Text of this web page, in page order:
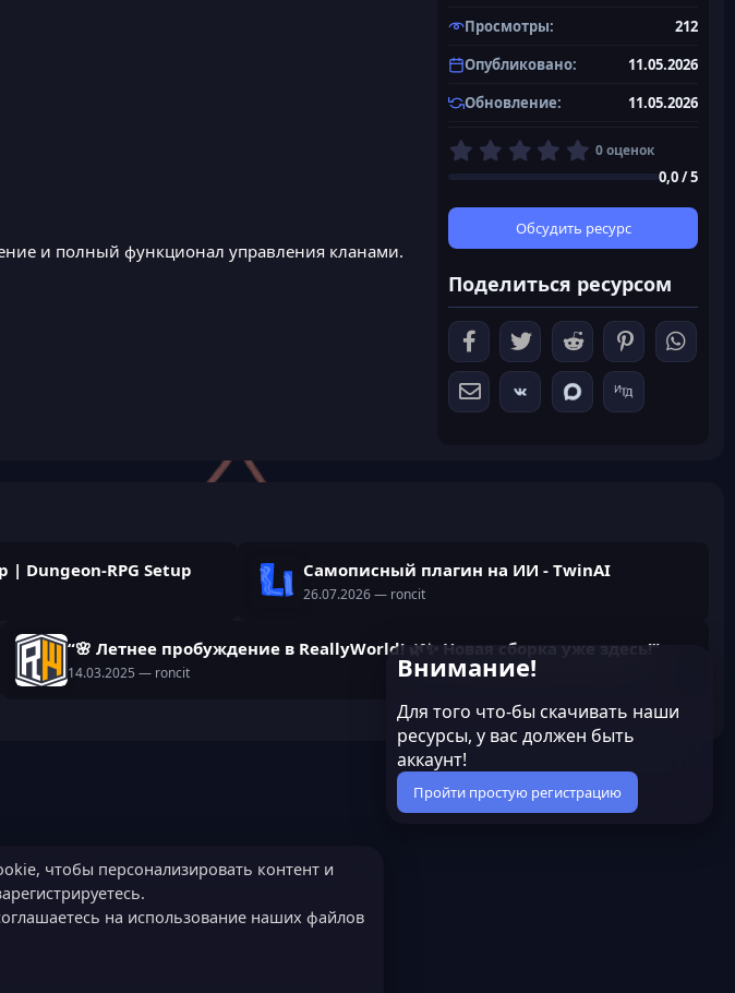
и полный функционал управления кланами.
Просмотры
212
Опубликовано
11.05.2026
Обновление
11.05.2026
0
0
з
в
ё
з
д
0 оценок
0,0 / 5
Обсудить ресурс
Поделиться ресурсом
| Dungeon-RPG Setup Самописный плагин на ИИ - TwinAI
26.07.2026— roncit
“🌸 Летнее пробуждение в ReallyWorld! 🌿✨ Новая сборка уже здесь!”
14.03.2025 — roncit Внимание!
Для того что-бы скачивать наши
ресурсы, у вас должен быть
аккаунт!
Пройти простую регистрацию
чтобы персонализировать контент и
на использование наших файлов